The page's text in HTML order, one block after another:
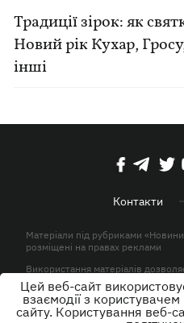
Традиції зірок: як
Новий рік Кухар,
інші
Контакти
Матеріали під рубриками «Новини
розміщені на правах реклами
Використання матеріалів
активного гіперпосилання на
© ТОВ «ЮЛАВ МЕДІА» 2026. Всі
Цей веб-сайт
взаємодії з
сайту. Користування веб-